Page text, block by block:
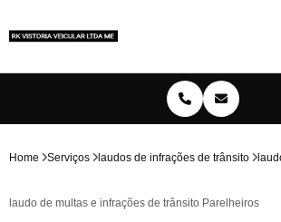
Home Serviços laudos de infrações de trânsito
laudo de multas e infrações de trânsito Parelheiros